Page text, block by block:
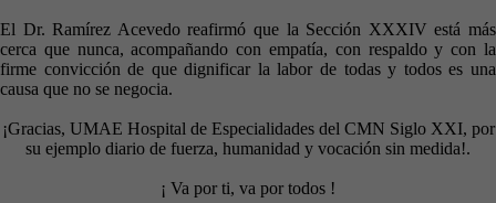
El Dr. Ramírez Acevedo reafirmó que la Sección XXXIV está más
cerca que nunca, acompañando con empatía, con respaldo y con la
firme convicción de que dignificar la labor de todas y todos es una
causa que no se negocia.
¡Gracias, UMAE Hospital de Especialidades del CMN Siglo XXI, por
su ejemplo diario de fuerza, humanidad y vocación sin medida!.
¡ Va por ti, va por todos !